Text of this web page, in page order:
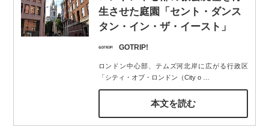
生させた庭園「セント・ダンス
タン・イン・ザ・イースト」
GOTRIP!
ロンドン中心部、テムズ河北岸に広がる行政区
「シティ・オブ・ロンドン（City o…
本文を読む